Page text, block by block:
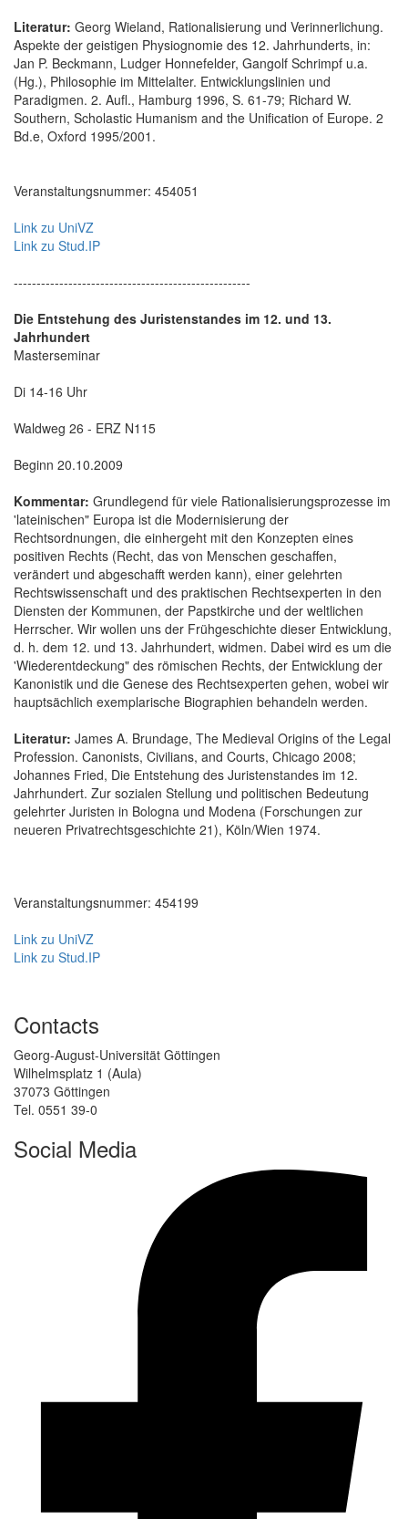
Literatur: Georg Wieland, Rationalisierung und Verinnerlichung.
Aspekte der geistigen Physiognomie des 12. Jahrhunderts, in:
Jan P. Beckmann, Ludger Honnefelder, Gangolf Schrimpf u.a.
(Hg.), Philosophie im Mittelalter. Entwicklungslinien und
Paradigmen. 2. Aufl., Hamburg 1996, S. 61-79; Richard W.
Southern, Scholastic Humanism and the Unification of Europe. 2
Bd.e, Oxford 1995/2001.
Veranstaltungsnummer: 454051
Link zu UniVZ
Link zu Stud.IP
----------------------------------------------------
Die Entstehung des Juristenstandes im 12. und 13.
Jahrhundert
Masterseminar
Di 14-16 Uhr
Waldweg 26 - ERZ N115
Beginn 20.10.2009
Kommentar: Grundlegend für viele Rationalisierungsprozesse im
'lateinischen" Europa ist die Modernisierung der
Rechtsordnungen, die einhergeht mit den Konzepten eines
positiven Rechts (Recht, das von Menschen geschaffen,
verändert und abgeschafft werden kann), einer gelehrten
Rechtswissenschaft und des praktischen Rechtsexperten in den
Diensten der Kommunen, der Papstkirche und der weltlichen
Herrscher. Wir wollen uns der Frühgeschichte dieser Entwicklung,
d. h. dem 12. und 13. Jahrhundert, widmen. Dabei wird es um die
'Wiederentdeckung" des römischen Rechts, der Entwicklung der
Kanonistik und die Genese des Rechtsexperten gehen, wobei wir
hauptsächlich exemplarische Biographien behandeln werden.
Literatur: James A. Brundage, The Medieval Origins of the Legal
Profession. Canonists, Civilians, and Courts, Chicago 2008;
Johannes Fried, Die Entstehung des Juristenstandes im 12.
Jahrhundert. Zur sozialen Stellung und politischen Bedeutung
gelehrter Juristen in Bologna und Modena (Forschungen zur
neueren Privatrechtsgeschichte 21), Köln/Wien 1974.
Veranstaltungsnummer: 454199
Link zu UniVZ
Link zu Stud.IP
Contacts
Georg-August-Universität Göttingen
Wilhelmsplatz 1 (Aula)
37073 Göttingen
Tel. 0551 39-0
Social Media